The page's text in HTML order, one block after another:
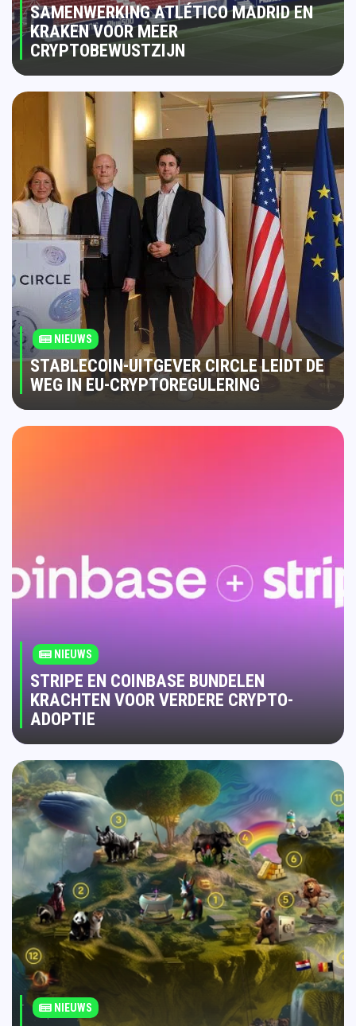
SAMENWERKING ATLÉTICO MADRID EN
KRAKEN VOOR MEER
CRYPTOBEWUSTZIJN
NIEUWS
STABLECOIN-UITGEVER CIRCLE LEIDT DE
WEG IN EU-CRYPTOREGULERING
NIEUWS
STRIPE EN COINBASE BUNDELEN
KRACHTEN VOOR VERDERE CRYPTO-
ADOPTIE
NIEUWS